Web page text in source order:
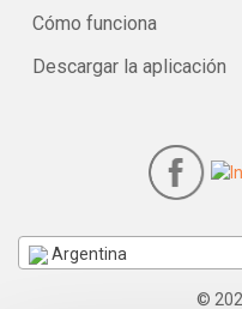
Cómo funciona
Descargar la aplicación
Argentina
©